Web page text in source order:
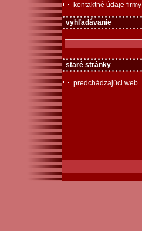
kontaktné údaje firmy
vyhľadávanie
staré stránky
predchádzajúci web